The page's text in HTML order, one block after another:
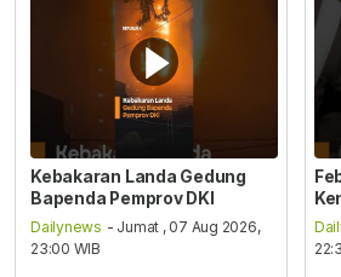
Kebakaran Landa Gedung
Bapenda Pemprov DKI
Dailynews - Jumat , 07 Aug 2026,
23:00 WIB